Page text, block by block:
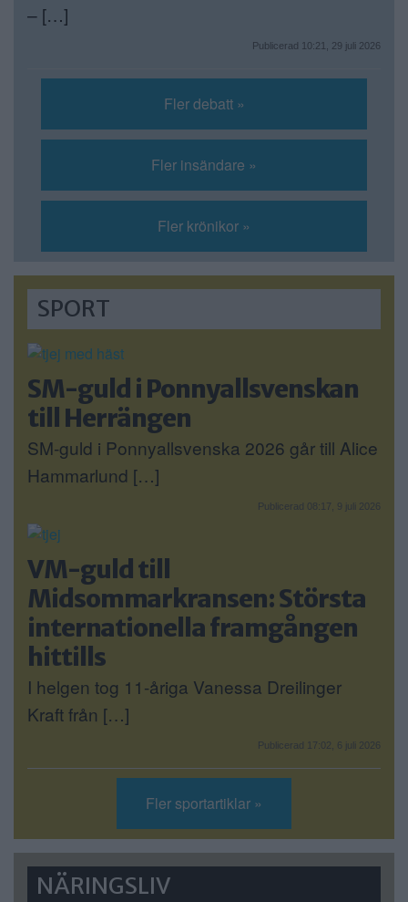
– […]
Publicerad 10:21, 29 juli 2026
Fler debatt »
Fler insändare »
Fler krönikor »
SPORT
SM-guld i Ponnyallsvenskan
till Herrängen
SM-guld i Ponnyallsvenska 2026 går till Alice
Hammarlund […]
Publicerad 08:17, 9 juli 2026
VM-guld till
Midsommarkransen: Största
internationella framgången
hittills
I helgen tog 11-åriga Vanessa Dreilinger
Kraft från […]
Publicerad 17:02, 6 juli 2026
Fler sportartiklar »
NÄRINGSLIV